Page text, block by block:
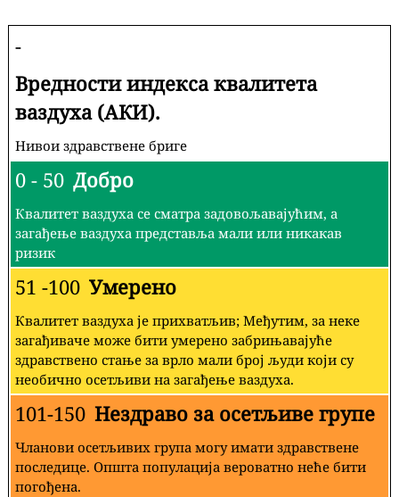
-
Вредности индекса квалитета
ваздуха (АКИ).
Нивои здравствене бриге
0 - 50 Добро
Квалитет ваздуха се сматра задовољавајућим, а
загађење ваздуха представља мали или никакав
ризик
51 -100 Умерено
Квалитет ваздуха је прихватљив; Међутим, за неке
загађиваче може бити умерено забрињавајуће
здравствено стање за врло мали број људи који су
необично осетљиви на загађење ваздуха.
101-150 Нездраво за осетљиве групе
Чланови осетљивих група могу имати здравствене
последице. Општа популација вероватно неће бити
погођена.